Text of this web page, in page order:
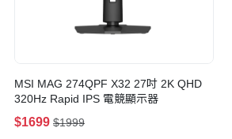
MSI MAG 274QPF X32 27吋 2K QHD
320Hz Rapid IPS 電競顯示器
$1699 $1999